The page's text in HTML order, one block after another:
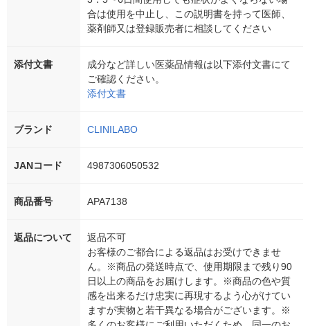
合は使用を中止し、この説明書を持って医師、
薬剤師又は登録販売者に相談してください
添付文書
成分など詳しい医薬品情報は以下添付文書にて
ご確認ください。
添付文書
ブランド CLINILABO
JANコード 4987306050532
商品番号 APA7138
返品について
返品不可
お客様のご都合による返品はお受けできませ
ん。※商品の発送時点で、使用期限まで残り90
日以上の商品をお届けします。※商品の色や質
感を出来るだけ忠実に再現するよう心がけてい
ますが実物と若干異なる場合がございます。※